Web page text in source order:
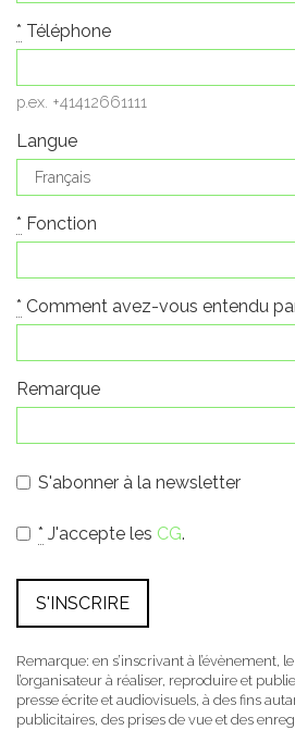
* Téléphone
p.ex. +41412661111
Langue
* Fonction
* Comment avez-vous entendu
Remarque
S'abonner à la newsletter
* J'accepte les CG.
Remarque: en s’inscrivant à l’évènement,
l’organisateur à réaliser, reproduire et
presse écrite et audiovisuels, à des fins
publicitaires, des prises de vue et des